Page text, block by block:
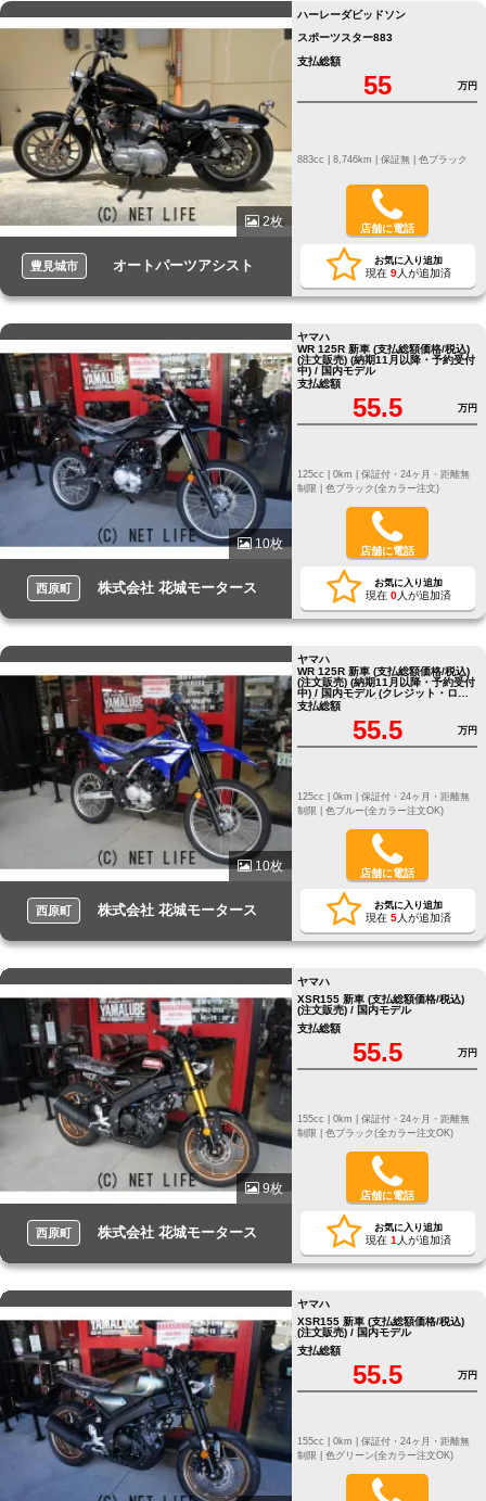
2枚
豊見城市 オートパーツアシスト
ハーレーダビッドソン
スポーツスター883
支払総額
55 万円
883cc | 8,746km | 保証無 | 色ブラック
店舗に電話
お気に入り追加
現在 9人が追加済
10枚
西原町 株式会社 花城モータース
ヤマハ
WR 125R 新車 (支払総額価格/税込)
(注文販売) (納期11月以降・予約受付
中) / 国内モデル
支払総額
55.5 万円
保証付・24ヶ月・距離無
制限 | 色ブラック(全カラー注文)
店舗に電話
お気に入り追加
現在 0人が追加済
10枚
西原町 株式会社 花城モータース
ヤマハ
WR 125R 新車 (支払総額価格/税込)
(注文販売) (納期11月以降・予約受付
中) / 国内モデル (クレジット・ロー
ン支払い相談可能)
支払総額
55.5 万円
保証付・24ヶ月・距離無
制限 | 色ブルー(全カラー注文OK)
店舗に電話
お気に入り追加
現在 5人が追加済
9枚
西原町 株式会社 花城モータース
ヤマハ
XSR155 新車 (支払総額価格/税込)
(注文販売) / 国内モデル
支払総額
55.5 万円
保証付・24ヶ月・距離無
制限 | 色ブラック(全カラー注文OK)
店舗に電話
お気に入り追加
現在 1 人が追加済
ヤマハ
XSR155 新車 (支払総額価格/税込)
(注文販売) / 国内モデル
支払総額
55.5 万円
保証付・24ヶ月・距離無
制限 | 色グリーン(全カラー注文OK)